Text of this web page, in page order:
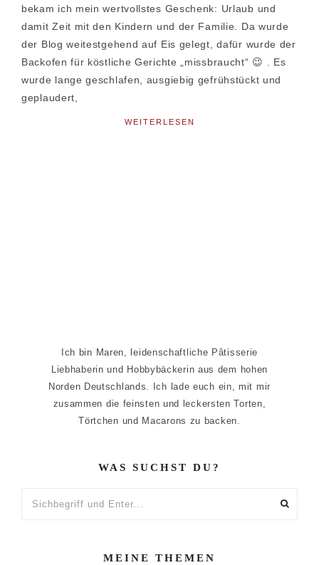
bekam ich mein wertvollstes Geschenk: Urlaub und
damit Zeit mit den Kindern und der Familie. Da wurde
der Blog weitestgehend auf Eis gelegt, dafür wurde der
Backofen für köstliche Gerichte „missbraucht“ 😉 . Es
wurde lange geschlafen, ausgiebig gefrühstückt und
geplaudert,
WEITERLESEN
Ich bin Maren, leidenschaftliche Pâtisserie
Liebhaberin und Hobbybäckerin aus dem hohen
Norden Deutschlands. Ich lade euch ein, mit mir
zusammen die feinsten und leckersten Torten,
Törtchen und Macarons zu backen.
WAS SUCHST DU?
MEINE THEMEN